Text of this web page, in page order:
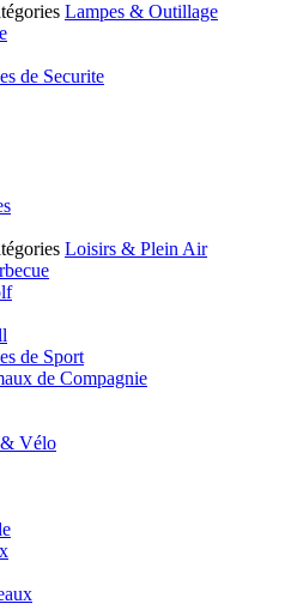
Lampes & Outillage
de Securite
Loisirs & Plein Air
de Sport
de Compagnie
Vélo